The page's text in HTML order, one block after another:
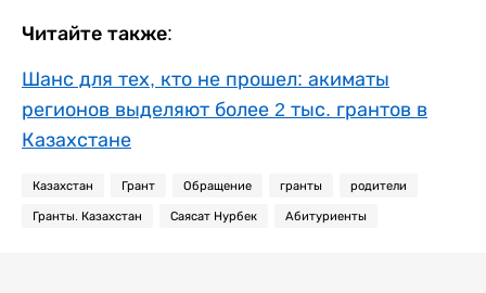
Читайте также:
Шанс для тех, кто не прошел: акиматы
регионов выделяют более 2 тыс. грантов в
Казахстане
Казахстан Грант Обращение гранты родители
Гранты. Казахстан Саясат Нурбек Абитуриенты